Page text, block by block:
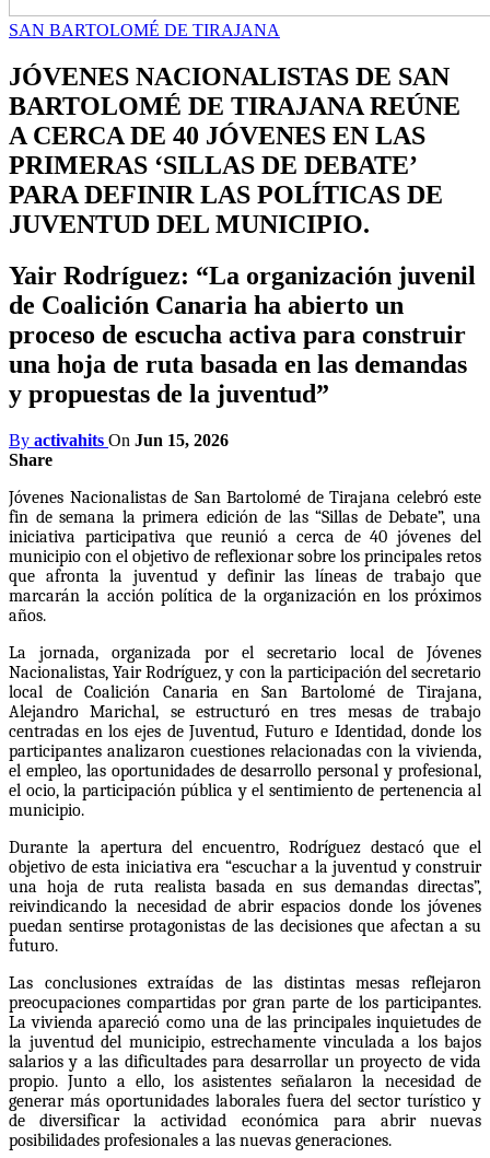
SAN BARTOLOMÉ DE TIRAJANA
JÓVENES NACIONALISTAS DE SAN
BARTOLOMÉ DE TIRAJANA REÚNE
A CERCA DE 40 JÓVENES EN LAS
PRIMERAS ‘SILLAS DE DEBATE’
PARA DEFINIR LAS POLÍTICAS DE
JUVENTUD DEL MUNICIPIO.
Yair Rodríguez: “La organización juvenil
de Coalición Canaria ha abierto un
proceso de escucha activa para construir
una hoja de ruta basada en las demandas
y propuestas de la juventud”
By activahits On Jun 15, 2026
Share
Jóvenes Nacionalistas de San Bartolomé de Tirajana celebró este
fin de semana la primera edición de las “Sillas de Debate”, una
iniciativa participativa que reunió a cerca de 40 jóvenes del
municipio con el objetivo de reflexionar sobre los principales retos
que afronta la juventud y definir las líneas de trabajo que
marcarán la acción política de la organización en los próximos
años.
La jornada, organizada por el secretario local de Jóvenes
Nacionalistas, Yair Rodríguez, y con la participación del secretario
local de Coalición Canaria en San Bartolomé de Tirajana,
Alejandro Marichal, se estructuró en tres mesas de trabajo
centradas en los ejes de Juventud, Futuro e Identidad, donde los
participantes analizaron cuestiones relacionadas con la vivienda,
el empleo, las oportunidades de desarrollo personal y profesional,
el ocio, la participación pública y el sentimiento de pertenencia al
municipio.
Durante la apertura del encuentro, Rodríguez destacó que el
objetivo de esta iniciativa era “escuchar a la juventud y construir
una hoja de ruta realista basada en sus demandas directas”,
reivindicando la necesidad de abrir espacios donde los jóvenes
puedan sentirse protagonistas de las decisiones que afectan a su
futuro.
Las conclusiones extraídas de las distintas mesas reflejaron
preocupaciones compartidas por gran parte de los participantes.
La vivienda apareció como una de las principales inquietudes de
la juventud del municipio, estrechamente vinculada a los bajos
salarios y a las dificultades para desarrollar un proyecto de vida
propio. Junto a ello, los asistentes señalaron la necesidad de
generar más oportunidades laborales fuera del sector turístico y
de diversificar la actividad económica para abrir nuevas
posibilidades profesionales a las nuevas generaciones.